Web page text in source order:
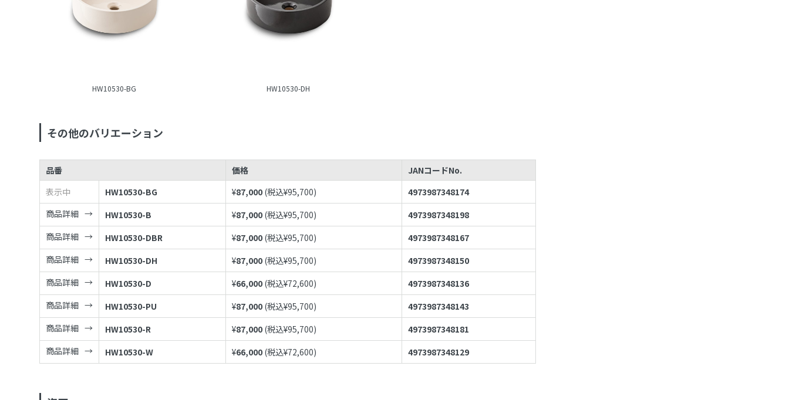
HW10530-BG HW10530-DH
その他のバリエーション
品番 価格
JANコードNo.
表示中
HW10530-BG ¥87,000 (税込¥95,700)
4973987348174
商品詳細
HW10530-B ¥87,000 (税込¥95,700)
4973987348198
商品詳細
HW10530-DBR ¥87,000 (税込¥95,700)
4973987348167
商品詳細
HW10530-DH ¥87,000 (税込¥95,700)
4973987348150
商品詳細
HW10530-D ¥66,000 (税込¥72,600)
4973987348136
商品詳細
HW10530-PU ¥87,000 (税込¥95,700)
4973987348143
商品詳細
HW10530-R ¥87,000 (税込¥95,700)
4973987348181
商品詳細
HW10530-W ¥66,000 (税込¥72,600) 4973987348129